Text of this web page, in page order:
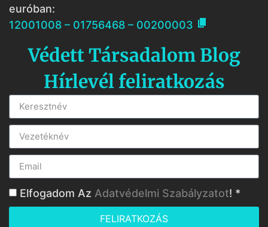
euróban:
12001008 – 01756468 – 00200003 
Védett Társadalom Blog
Hírlevél feliratkozás
Elfogadom Az Adatvédelmi Szabályzatot! *
FELIRATKOZÁS